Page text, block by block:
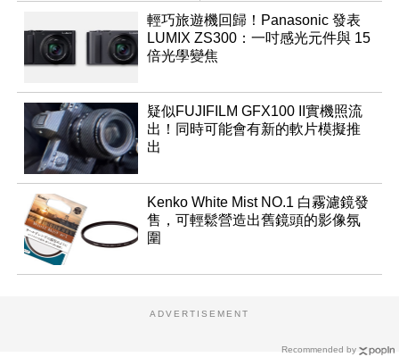
輕巧旅遊機回歸！Panasonic 發表
LUMIX ZS300：一吋感光元件與 15
倍光學變焦
疑似FUJIFILM GFX100 II實機照流
出！同時可能會有新的軟片模擬推
出
Kenko White Mist NO.1 白霧濾鏡發
售，可輕鬆營造出舊鏡頭的影像氛
圍
Recommended by
ADVERTISEMENT